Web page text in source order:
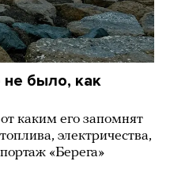
не было, как
каким его запомнят
электричества,
«Берега»